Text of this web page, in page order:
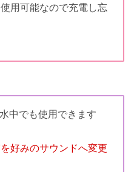
用可能なので充電し忘
中でも使用できます
好みのサウンドへ変更